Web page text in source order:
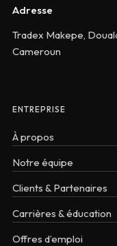
Adresse
Tradex Makepe,
Cameroun
ENTREPRISE
À propos
Notre équipe
Clients & Partenaires
Carrières & éducation
Offres d’emploi